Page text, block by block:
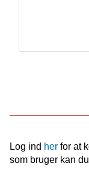
Log ind herfor at
som bruger kan